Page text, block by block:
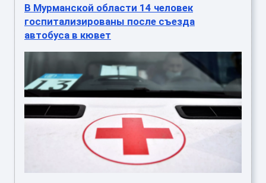
В Мурманской области 14 человек
госпитализированы после съезда
автобуса в кювет